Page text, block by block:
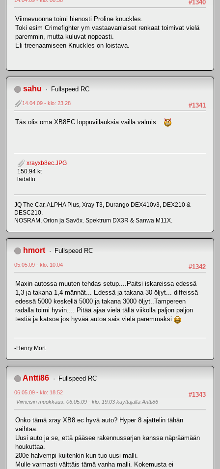
#1340
Viimevuonna toimi hienosti Proline knuckles.
Toki esim Crimefighter ym vastaavanlaiset renkaat toimivat vielä
paremmin, mutta kuluvat nopeasti.
Eli treenaamiseen Knuckles on loistava.
sahu Fullspeed RC
#1341
14.04.09 - klo: 23.28
Täs olis oma XB8EC loppuviilauksia vailla valmis...
xrayxb8ec.JPG
150.94 kt
ladattu
JQ The Car, ALPHA Plus, Xray T3, Durango DEX410v3, DEX210 &
DESC210.
NOSRAM, Orion ja Savöx. Spektrum DX3R & Sanwa M11X.
hmort Fullspeed RC
#1342
05.05.09 - klo: 10.04
Maxin autossa muuten tehdas setup....Paitsi iskareissa edessä
1,3 ja takana 1,4 männät... Edessä ja takana 30 öljyt... diffeissä
edessä 5000 keskellä 5000 ja takana 3000 öljyt..Tampereen
radalla toimi hyvin.... Pitää ajaa vielä tällä viikolla paljon paljon
testiä ja katsoa jos hyvää autoa sais vielä paremmaksi
-Henry Mort
Antti86 Fullspeed RC
#1343
06.05.09 - klo: 18.52
Viimeisin muokkaus: 06.05.09 - klo: 19.03 käyttäjältä Antti86
Onko tämä xray XB8 ec hyvä auto? Hyper 8 ajattelin tähän
vaihtaa.
Uusi auto ja se, että pääsee rakennussarjan kanssa näpräämään
houkuttaa.
200e halvempi kuitenkin kun tuo uusi malli.
Mulle varmasti välttäis tämä vanha malli. Kokemusta ei